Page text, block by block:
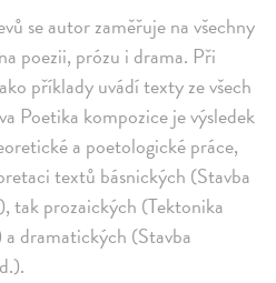
se autor zaměřuje na všechny
poezii, prózu i drama. Při
příklady uvádí texty ze všech
Poetika kompozice je výsledek
a poetologické práce,
textů básnických (Stavba
tak prozaických (Tektonika
dramatických (Stavba